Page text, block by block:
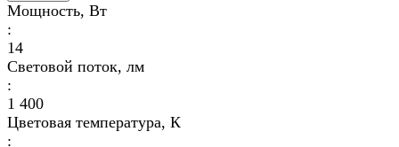
Мощность, Вт
:
14
Световой поток, лм
:
1 400
Цветовая температура, К
: